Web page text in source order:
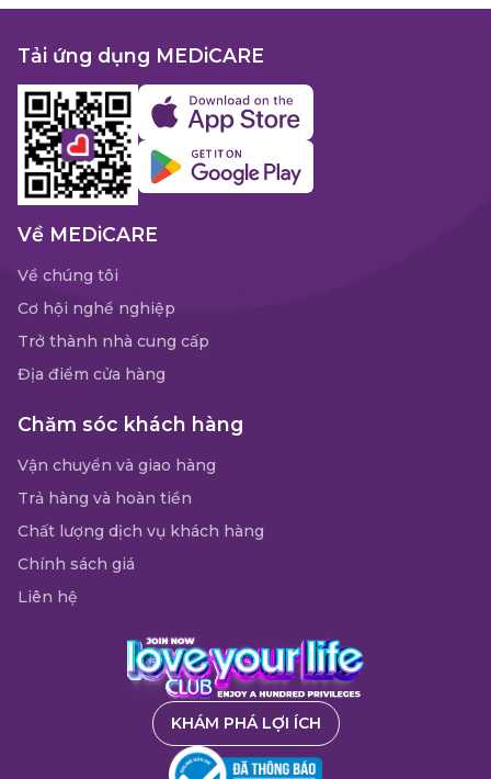
Tải ứng dụng MEDiCARE
Về MEDiCARE
Về chúng tôi
Cơ hội nghề nghiệp
Trở thành nhà cung cấp
Địa điểm cửa hàng
Chăm sóc khách hàng
Vận chuyển và giao hàng
Trả hàng và hoàn tiền
Chất lượng dịch vụ khách hàng
Chính sách giá
Liên hệ
KHÁM PHÁ LỢI ÍCH